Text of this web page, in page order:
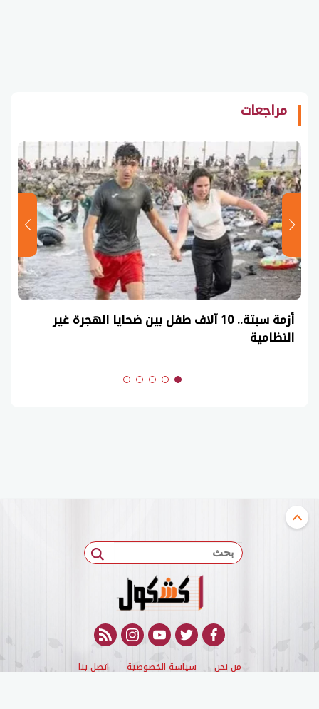
مراجعات
أزمة سبتة.. 10 آلاف طفل بين ضحايا الهجرة غير
النظامية
بحث
facebook
twitter
youtube
instagram
rss feed
من نحن سياسة الخصوصية اتصل بنا